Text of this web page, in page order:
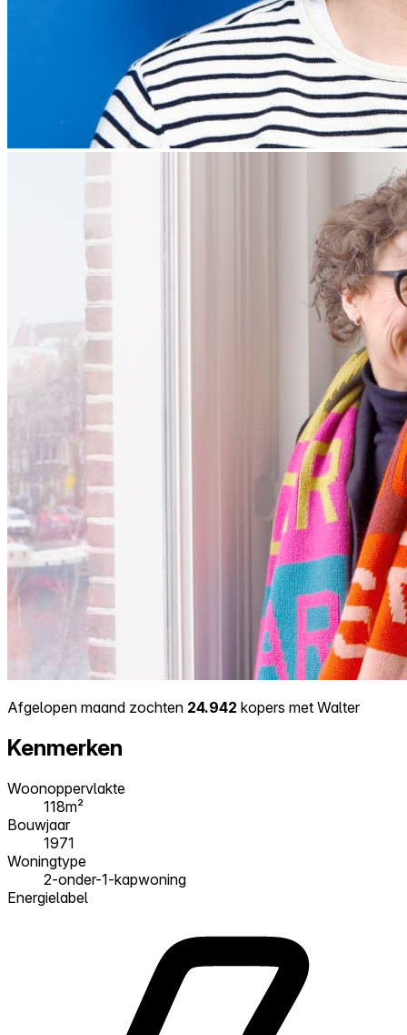
Afgelopen maand zochten 24.942 kopers met Walter
Kenmerken
Woonoppervlakte
118m²
Bouwjaar
1971
Woningtype
2-onder-1-kapwoning
Energielabel